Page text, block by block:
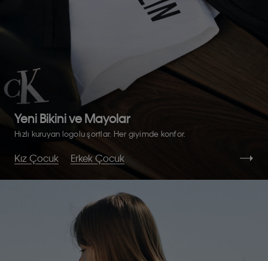
Yeni Bikini ve Mayolar
Hızlı kuruyan logolu şortlar. Her giyimde konfor.
Kız Çocuk Erkek Çocuk